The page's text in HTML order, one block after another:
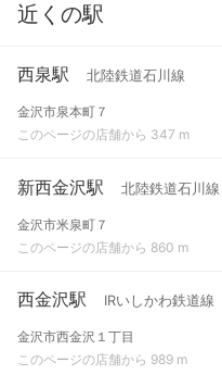
近くの駅
西泉駅 北陸鉄道石川線
金沢市泉本町７
このページの店舗から 347 m
新西金沢駅 北陸鉄道石川線
金沢市米泉町７
このページの店舗から 860 m
西金沢駅 IRいしかわ鉄道線
金沢市西金沢１丁目
このページの店舗から 989 m